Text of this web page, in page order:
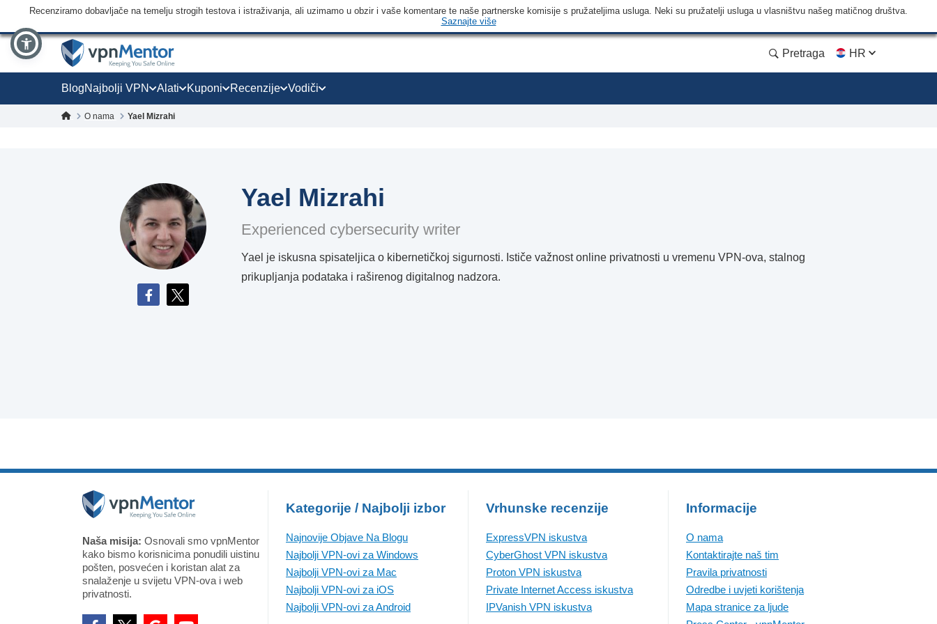
Recenziramo dobavljače na temelju strogih testova i istraživanja, ali uzimamo u obzir i vaše komentare te naše partnerske komisije s pružateljima usluga. Neki su pružatelji usluga u vlasništvu našeg matičnog društva.
Saznajte više
Pretraga HR
BlogNajbolji VPN Alati Kuponi Recenzije Vodiči
O nama Yael Mizrahi
Yael Mizrahi
Experienced cybersecurity writer
Yael je iskusna spisateljica o kibernetičkoj sigurnosti. Ističe važnost online privatnosti u vremenu VPN-ova, stalnog
prikupljanja podataka i raširenog digitalnog nadzora.
Naša misija: Osnovali smo vpnMentor
kako bismo korisnicima ponudili uistinu
pošten, posvećen i koristan alat za
snalaženje u svijetu VPN-ova i web
privatnosti.
Kategorije / Najbolji izbor
Najnovije Objave Na Blogu
Najbolji VPN-ovi za Windows
Najbolji VPN-ovi za Mac
Najbolji VPN-ovi za iOS
Najbolji VPN-ovi za Android
Vrhunske recenzije
ExpressVPN iskustva
CyberGhost VPN iskustva
Proton VPN iskustva
Private Internet Access iskustva
IPVanish VPN iskustva
Informacije
O nama
Kontaktirajte naš tim
Pravila privatnosti
Odredbe i uvjeti korištenja
Mapa stranice za ljude